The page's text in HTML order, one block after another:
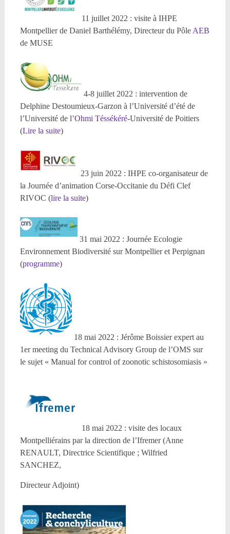
11 juillet 2022 : visite à IHPE
Montpellier de Daniel Barthélémy, Directeur du Pôle AEB
de MUSE
4-8 juillet 2022 : intervention de
Delphine Destoumieux-Garzon à l’Université d’été de
l’Université de l’Ohmi Téssékéré-Université de Poitiers
(Lire la suite)
23 juin 2022 : IHPE co-organisateur de
la Journée d’animation Corse-Occitanie du Défi Clef
RIVOC (lire la suite)
31 mai 2022 : Journée Ecologie
Environnement Biodiversité sur Montpellier et Perpignan
(programme)
18 mai 2022 : Jérôme Boissier expert au
1er meeting du Technical Advisory Group de l’OMS sur
le sujet « Manual for control of zoonotic schistosomiasis »
18 mai 2022 : visite des locaux
Montpelliérains par la direction de l’Ifremer (Anne
RENAULT, Directrice Scientifique ; Wilfried
SANCHEZ,
Directeur Adjoint)